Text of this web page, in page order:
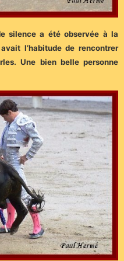
silence a été observée à la
l’habitude de rencontrer
Une bien belle personne